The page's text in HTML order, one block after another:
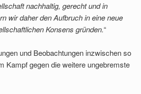
nachhaltig, gerecht und in
wir daher den Aufbruch in eine neue
Konsens gründen.“
und Beobachtungen inzwischen so
Kampf gegen die weitere ungebremste